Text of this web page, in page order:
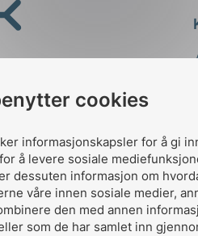
cookies
informasjonskapsler for å gi
å levere sosiale
dessuten informasjon om
våre innen sosiale medier,
den med annen
som de har samlet inn